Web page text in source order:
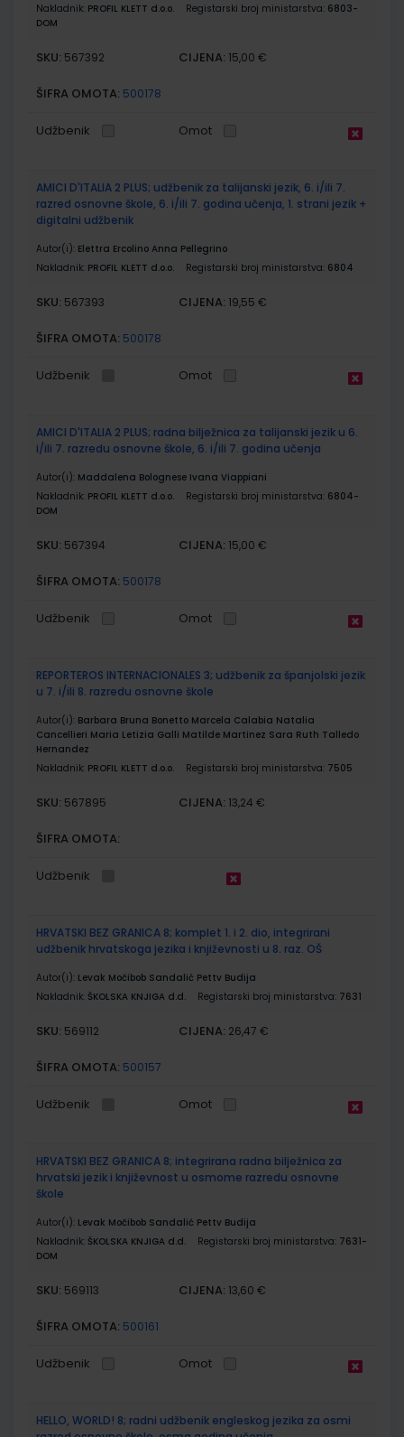
Nakladnik: PROFIL KLETT d.o.o. Registarski broj ministarstva: 6803-
DOM
SKU: 567392 CIJENA: 15,00 €
ŠIFRA OMOTA: 500178
Udžbenik Omot
AMICI D'ITALIA 2 PLUS; udžbenik za talijanski jezik, 6. i/ili 7.
razred osnovne škole, 6. i/ili 7. godina učenja, 1. strani jezik +
digitalni udžbenik
Autor(i): Elettra Ercolino Anna Pellegrino
Nakladnik: PROFIL KLETT d.o.o. Registarski broj ministarstva: 6804
SKU: 567393 CIJENA: 19,55 €
ŠIFRA OMOTA: 500178
Udžbenik Omot
AMICI D'ITALIA 2 PLUS; radna bilježnica za talijanski jezik u 6.
i/ili 7. razredu osnovne škole, 6. i/ili 7. godina učenja
Autor(i): Maddalena Bolognese Ivana Viappiani
Nakladnik: PROFIL KLETT d.o.o. Registarski broj ministarstva: 6804-
DOM
SKU: 567394 CIJENA: 15,00 €
ŠIFRA OMOTA: 500178
Udžbenik Omot
REPORTEROS INTERNACIONALES 3; udžbenik za španjolski jezik
u 7. i/ili 8. razredu osnovne škole
Autor(i): Barbara Bruna Bonetto Marcela Calabia Natalia
Cancellieri Maria Letizia Galli Matilde Martinez Sara Ruth Talledo
Hernandez
Nakladnik: PROFIL KLETT d.o.o. Registarski broj ministarstva: 7505
SKU: 567895 CIJENA: 13,24 €
ŠIFRA OMOTA:
Udžbenik
HRVATSKI BEZ GRANICA 8; komplet 1. i 2. dio, integrirani
udžbenik hrvatskoga jezika i književnosti u 8. raz. OŠ
Autor(i): Levak Močibob Sandalić Pettv Budija
Nakladnik: ŠKOLSKA KNJIGA d.d. Registarski broj ministarstva: 7631
SKU: 569112 CIJENA: 26,47 €
ŠIFRA OMOTA: 500157
Udžbenik Omot
HRVATSKI BEZ GRANICA 8; integrirana radna bilježnica za
hrvatski jezik i književnost u osmome razredu osnovne
škole
Autor(i): Levak Močibob Sandalić Pettv Budija
Nakladnik: ŠKOLSKA KNJIGA d.d. Registarski broj ministarstva: 7631-
DOM
SKU: 569113 CIJENA: 13,60 €
ŠIFRA OMOTA: 500161
Udžbenik Omot
HELLO, WORLD! 8; radni udžbenik engleskog jezika za osmi